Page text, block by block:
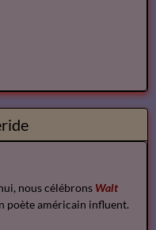
nous célébrons Walt
poète américain influent.